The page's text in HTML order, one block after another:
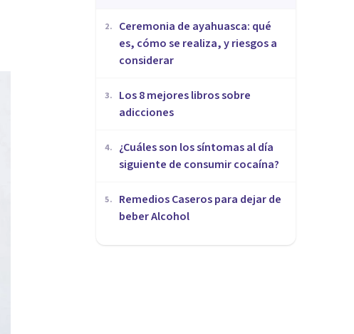
2.
Ceremonia de ayahuasca: qué
es, cómo se realiza, y riesgos a
considerar
3.
Los 8 mejores libros sobre
adicciones
4.
¿Cuáles son los síntomas al día
siguiente de consumir cocaína?
5.
Remedios Caseros para dejar de
beber Alcohol